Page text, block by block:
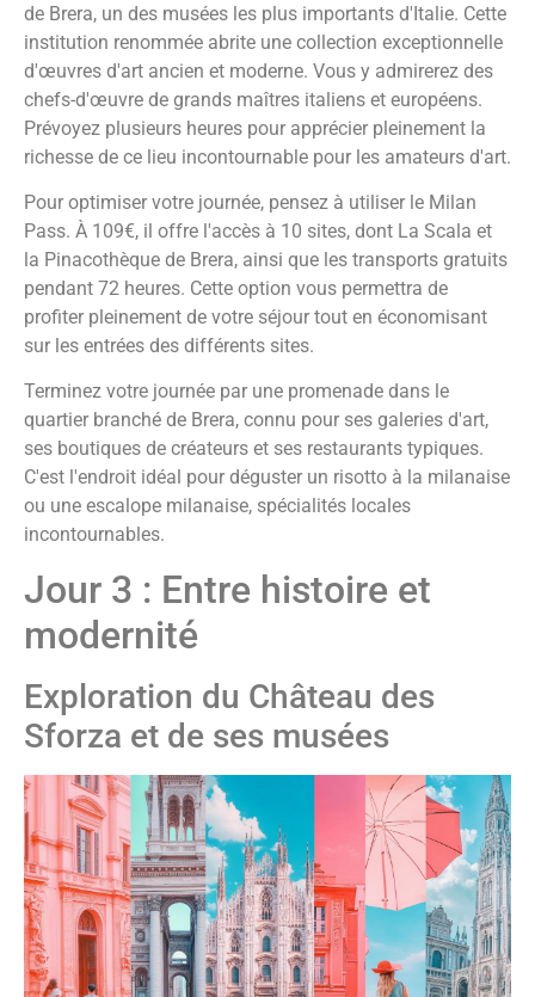
de Brera, un des musées les plus importants d'Italie. Cette
institution renommée abrite une collection exceptionnelle
d'œuvres d'art ancien et moderne. Vous y admirerez des
chefs-d'œuvre de grands maîtres italiens et européens.
Prévoyez plusieurs heures pour apprécier pleinement la
richesse de ce lieu incontournable pour les amateurs d'art.
Pour optimiser votre journée, pensez à utiliser le Milan
Pass. À 109€, il offre l'accès à 10 sites, dont La Scala et
la Pinacothèque de Brera, ainsi que les transports gratuits
pendant 72 heures. Cette option vous permettra de
profiter pleinement de votre séjour tout en économisant
sur les entrées des différents sites.
Terminez votre journée par une promenade dans le
quartier branché de Brera, connu pour ses galeries d'art,
ses boutiques de créateurs et ses restaurants typiques.
C'est l'endroit idéal pour déguster un risotto à la milanaise
ou une escalope milanaise, spécialités locales
incontournables.
Jour 3 : Entre histoire et
modernité
Exploration du Château des
Sforza et de ses musées